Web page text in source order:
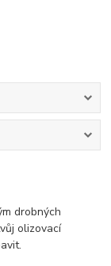
drobných
olizovací